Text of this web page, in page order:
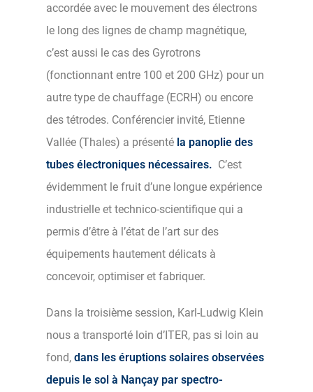
accordée avec le mouvement des électrons
le long des lignes de champ magnétique,
c’est aussi le cas des Gyrotrons
(fonctionnant entre 100 et 200 GHz) pour un
autre type de chauffage (ECRH) ou encore
des tétrodes. Conférencier invité, Etienne
Vallée (Thales) a présenté la panoplie des
tubes électroniques nécessaires. C’est
évidemment le fruit d’une longue expérience
industrielle et technico-scientifique qui a
permis d’être à l’état de l’art sur des
équipements hautement délicats à
concevoir, optimiser et fabriquer.
Dans la troisième session, Karl-Ludwig Klein
nous a transporté loin d’ITER, pas si loin au
fond, dans les éruptions solaires observées
depuis le sol à Nançay par spectro-